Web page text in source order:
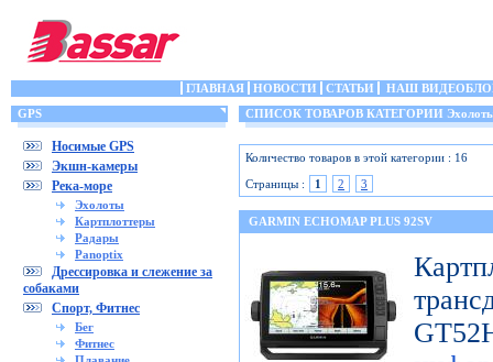
ГЛАВНАЯ НОВОСТИ СТАТЬИ
НАШ
GPS
Носимые GPS
Экшн-камеры
Река-море
Эхолоты
Картплоттеры
Радары
Panoptix
Дрессировка и слежение за
собаками
Спорт, Фитнес
Бег
Фитнес
СПИСОК ТОВАРОВ КАТЕГОРИИ
Количество товаров в этой категории : 16
Страницы :
1 2 3
GARMIN ECHOMAP PLUS 92SV